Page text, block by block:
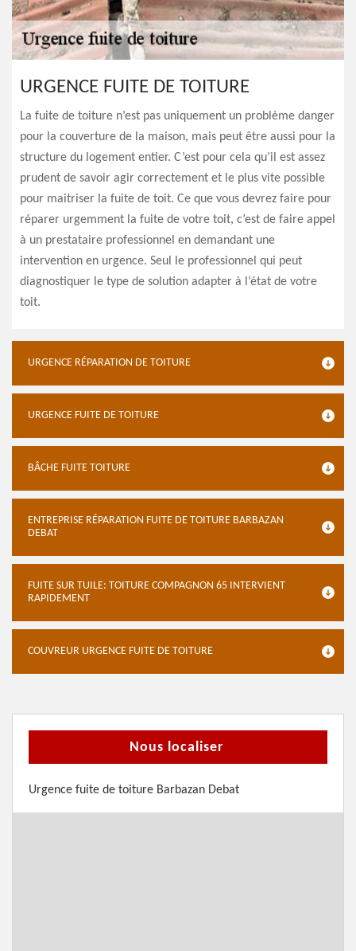
URGENCE FUITE DE TOITURE
La fuite de toiture n’est pas uniquement un problème danger
pour la couverture de la maison, mais peut être aussi pour la
structure du logement entier. C’est pour cela qu’il est assez
prudent de savoir agir correctement et le plus vite possible
pour maitriser la fuite de toit. Ce que vous devrez faire pour
réparer urgemment la fuite de votre toit, c’est de faire appel
à un prestataire professionnel en demandant une
intervention en urgence. Seul le professionnel qui peut
diagnostiquer le type de solution adapter à l’état de votre
toit.
URGENCE RÉPARATION DE TOITURE
URGENCE FUITE DE TOITURE
BÂCHE FUITE TOITURE
ENTREPRISE RÉPARATION FUITE DE TOITURE BARBAZAN
DEBAT
FUITE SUR TUILE: TOITURE COMPAGNON 65 INTERVIENT
RAPIDEMENT
COUVREUR URGENCE FUITE DE TOITURE
Nous localiser
Urgence fuite de toiture Barbazan Debat